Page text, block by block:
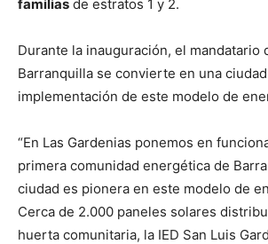
familias de estratos 1 y 2.
Durante la inauguración, el mandatario
Barranquilla se convierte en una
implementación de este modelo de
“En Las Gardenias ponemos en
primera comunidad energética de
ciudad es pionera en este modelo de
Cerca de 2.000 paneles solares
huerta comunitaria, la IED San Luis